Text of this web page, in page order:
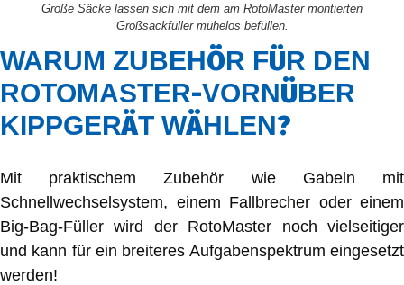
Große Säcke lassen sich mit dem am RotoMaster montierten
Großsackfüller mühelos befüllen.
WARUM ZUBEHÖR FÜR DEN
ROTOMASTER-VORNÜBER
KIPPGERÄT WÄHLEN?
Mit praktischem Zubehör wie Gabeln mit
Schnellwechselsystem, einem Fallbrecher oder einem
Big-Bag-Füller wird der RotoMaster noch vielseitiger
und kann für ein breiteres Aufgabenspektrum eingesetzt
werden!